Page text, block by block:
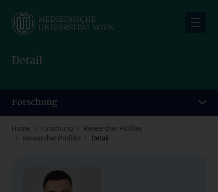
main
Detail
Forschung
Home Forschung
Researcher Profiles
Researcher Profiles
Detail